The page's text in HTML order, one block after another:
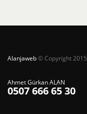
Alanjaweb© Copyright 2015
Ahmet Gürkan ALAN
0507 666 65 30